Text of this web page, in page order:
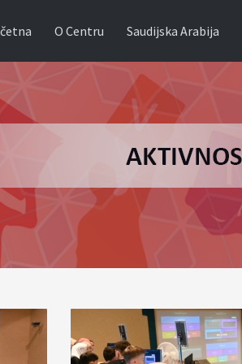
O Centru Saudijska Arabija